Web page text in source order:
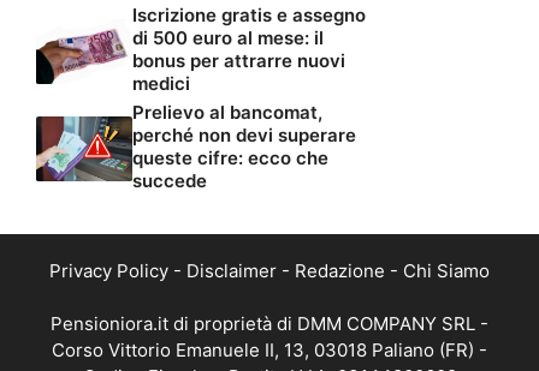
Iscrizione gratis e assegno
di 500 euro al mese: il
bonus per attrarre nuovi
medici
Prelievo al bancomat,
perché non devi superare
queste cifre: ecco che
succede
Privacy Policy - Disclaimer - Redazione - Chi Siamo
Pensioniora.it di proprietà di DMM COMPANY SRL -
Corso Vittorio Emanuele II, 13, 03018 Paliano (FR) -